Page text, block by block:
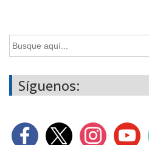
Buscar:
Síguenos: